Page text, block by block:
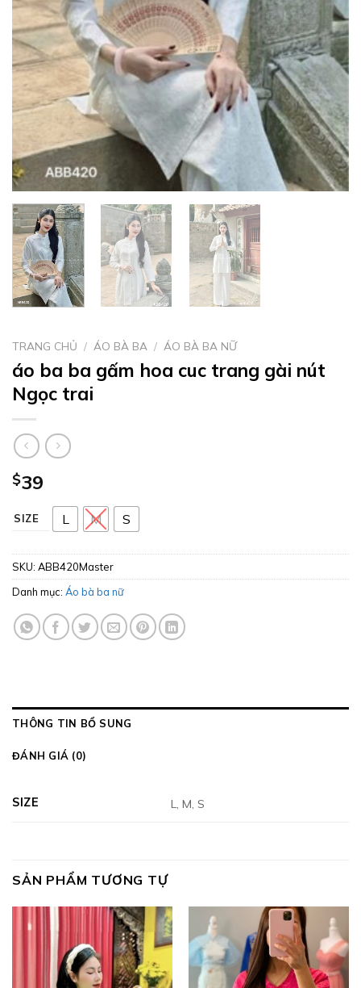
TRANG CHỦ / ÁO BÀ BA / ÁO BÀ BA NỮ
áo ba ba gấm hoa cuc trang gài nút
Ngọc trai
$39
SIZE L M S
SKU: ABB420Master
Danh mục: Áo bà ba nữ
THÔNG TIN BỔ SUNG
ĐÁNH GIÁ (0)
SIZE L, M, S
SẢN PHẨM TƯƠNG TỰ